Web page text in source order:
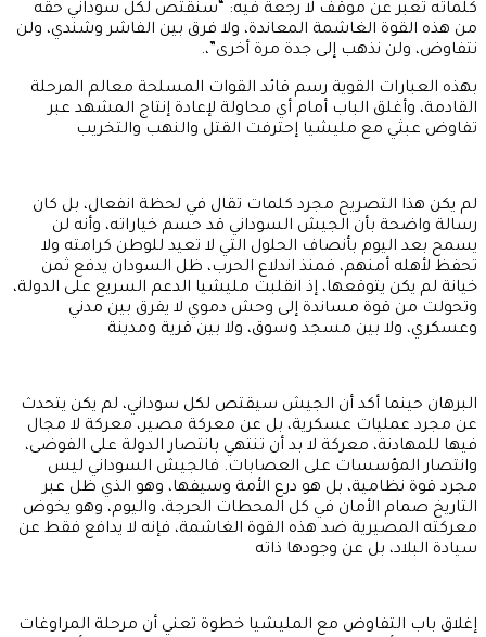
كلماته تعبر عن موقف لا رجعة فيه: “سنقتص لكل سوداني حقه
من هذه القوة الغاشمة المعاندة، ولا فرق بين الفاشر وشندي، ولن
نتفاوض، ولن نذهب إلى جدة مرة أخرى”،.
بهذه العبارات القوية رسم قائد القوات المسلحة معالم المرحلة
القادمة، وأغلق الباب أمام أي محاولة لإعادة إنتاج المشهد عبر
تفاوض عبثي مع مليشيا إحترفت القتل والنهب والتخريب
لم يكن هذا التصريح مجرد كلمات تقال في لحظة انفعال، بل كان
رسالة واضحة بأن الجيش السوداني قد حسم خياراته، وأنه لن
يسمح بعد اليوم بأنصاف الحلول التي لا تعيد للوطن كرامته ولا
تحفظ لأهله أمنهم، فمنذ اندلاع الحرب، ظل السودان يدفع ثمن
خيانة لم يكن يتوقعها، إذ انقلبت مليشيا الدعم السريع على الدولة،
وتحولت من قوة مساندة إلى وحش دموي لا يفرق بين مدني
وعسكري، ولا بين مسجد وسوق، ولا بين قرية ومدينة
البرهان حينما أكد أن الجيش سيقتص لكل سوداني، لم يكن يتحدث
عن مجرد عمليات عسكرية، بل عن معركة مصير، معركة لا مجال
فيها للمهادنة، معركة لا بد أن تنتهي بانتصار الدولة على الفوضى،
وانتصار المؤسسات على العصابات. فالجيش السوداني ليس
مجرد قوة نظامية، بل هو درع الأمة وسيفها، وهو الذي ظل عبر
التاريخ صمام الأمان في كل المحطات الحرجة، واليوم، وهو يخوض
معركته المصيرية ضد هذه القوة الغاشمة، فإنه لا يدافع فقط عن
سيادة البلاد، بل عن وجودها ذاته
إغلاق باب التفاوض مع المليشيا خطوة تعني أن مرحلة المراوغات